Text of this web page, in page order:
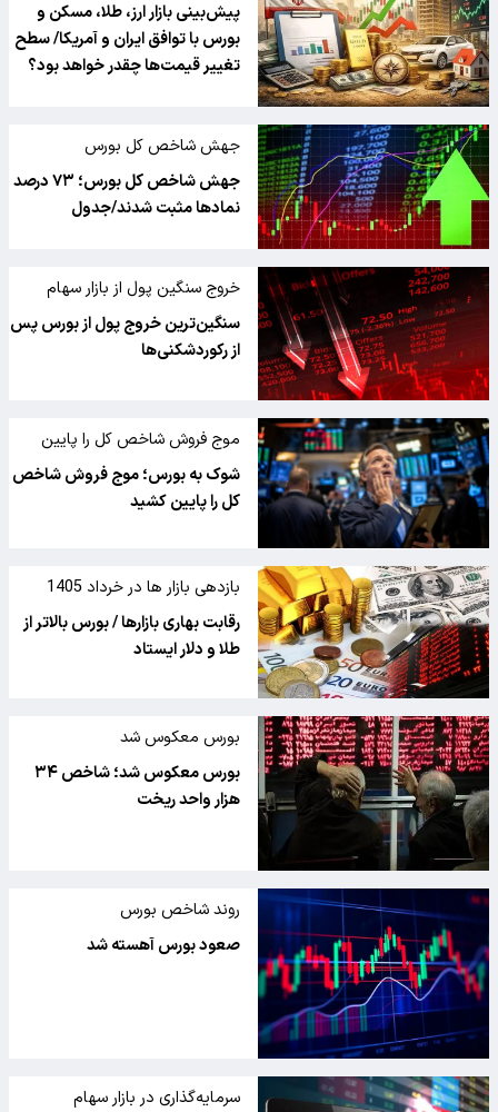
پیش‌بینی بازار ارز، طلا، مسکن و
بورس با توافق ایران و آمریکا/ سطح
تغییر قیمت‌ها چقدر خواهد بود؟
جهش شاخص کل بورس
جهش شاخص کل بورس؛ ۷۳ درصد
نمادها مثبت شدند/جدول
خروج سنگین پول از بازار سهام
سنگین‌ترین خروج پول از بورس پس
از رکوردشکنی‌ها
موج فروش شاخص کل را پایین
کشید
شوک به بورس؛ موج فروش شاخص
کل را پایین کشید
بازدهی بازار ها در خرداد 1405
رقابت بهاری بازارها / بورس بالاتر از
طلا و دلار ایستاد
بورس معکوس شد
بورس معکوس شد؛ شاخص ۳۴
هزار واحد ریخت
روند شاخص بورس
صعود بورس آهسته‌ شد
سرمایه‌گذاری در بازار سهام